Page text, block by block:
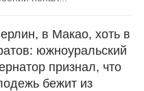
в Макао, хоть в
южноуральский
признал, что
бежит из